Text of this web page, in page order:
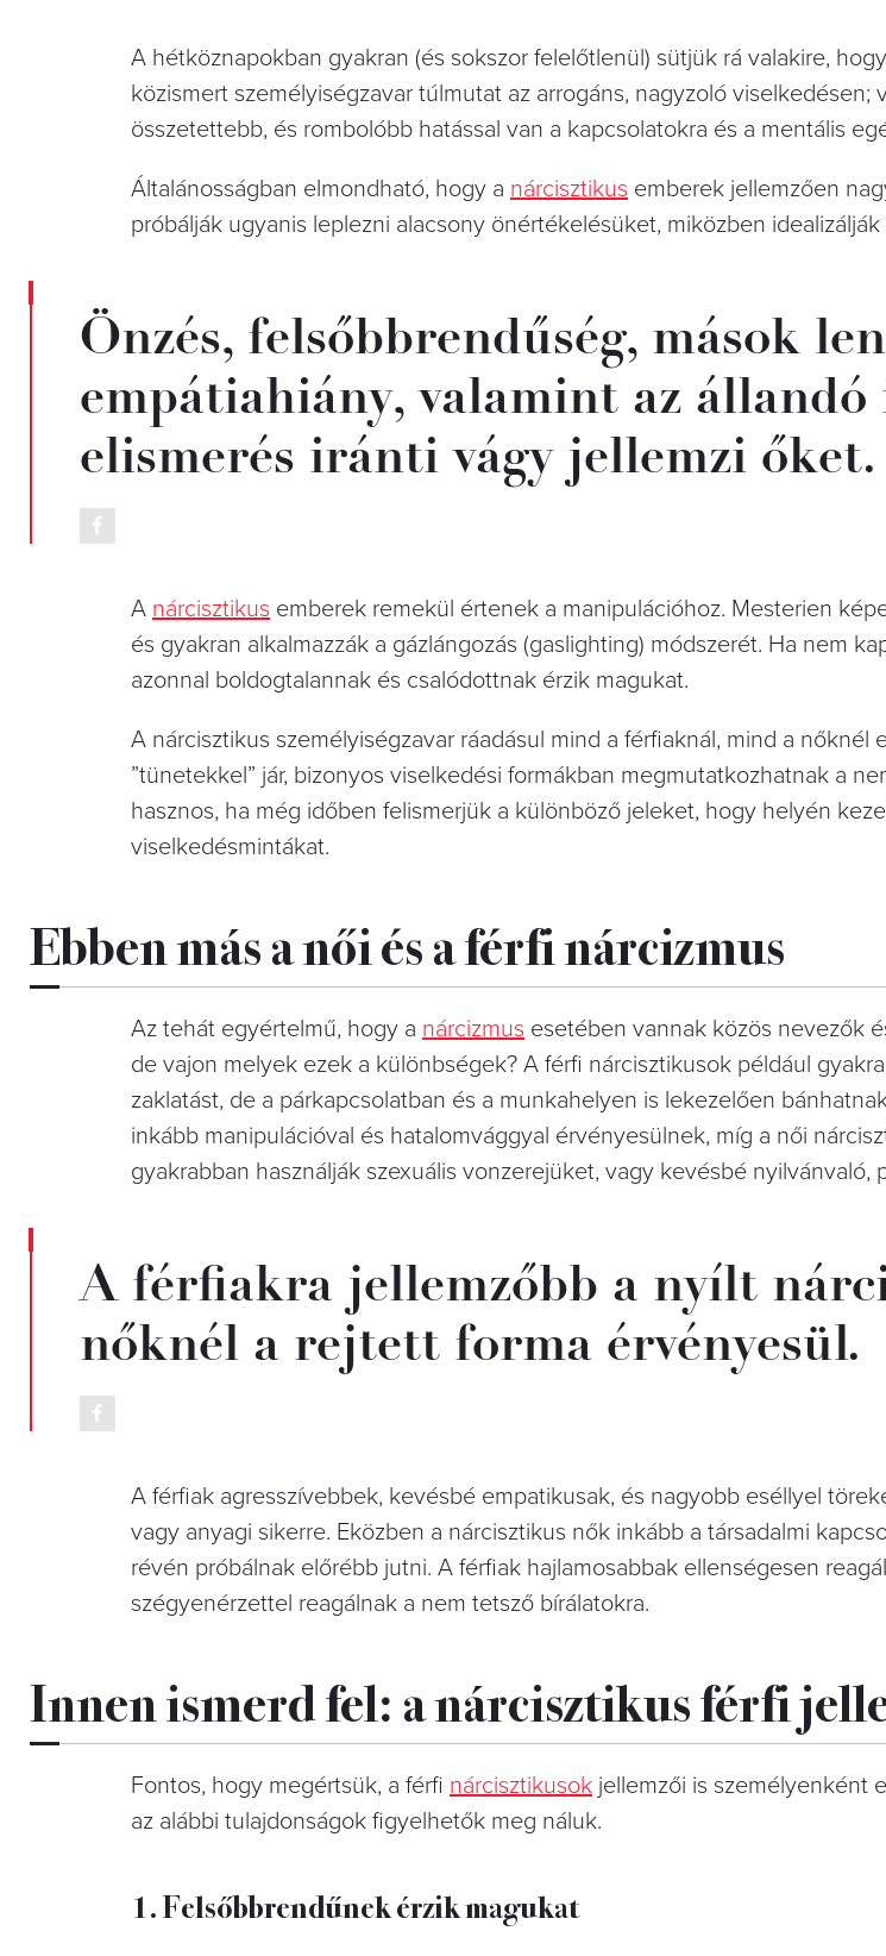
A hétköznapokban gyakran (és sokszor felelőtlenül) sütjük rá valakire, hogy
közismert személyiségzavar túlmutat az arrogáns, nagyzoló viselkedésen;
összetettebb, és rombolóbb hatással van a kapcsolatokra és a mentális
Általánosságban elmondható, hogy a nárcisztikus emberek jellemzően
próbálják ugyanis leplezni alacsony önértékelésüket, miközben
Önzés, felsőbbrendűség, mások
empátiahiány, valamint az állandó
elismerés iránti vágy jellemzi őket.
A nárcisztikus emberek remekül értenek a manipulációhoz. Mesterien
és gyakran alkalmazzák a gázlángozás (gaslighting) módszerét. Ha nem
azonnal boldogtalannak és csalódottnak érzik magukat.
A nárcisztikus személyiségzavar ráadásul mind a férfiaknál, mind a nőknél
”tünetekkel” jár, bizonyos viselkedési formákban megmutatkozhatnak a
hasznos, ha még időben felismerjük a különböző jeleket, hogy helyén
viselkedésmintákat.
Ebben más a női és a férfi nárcizmus
Az tehát egyértelmű, hogy a nárcizmus esetében vannak közös nevezők
de vajon melyek ezek a különbségek? A férfi nárcisztikusok például
zaklatást, de a párkapcsolatban és a munkahelyen is lekezelően
inkább manipulációval és hatalomvággyal érvényesülnek, míg a női
gyakrabban használják szexuális vonzerejüket, vagy kevésbé nyilvánvaló,
A férfiakra jellemzőbb a nyílt
nőknél a rejtett forma érvényesül.
A férfiak agresszívebbek, kevésbé empatikusak, és nagyobb eséllyel
vagy anyagi sikerre. Eközben a nárcisztikus nők inkább a társadalmi
révén próbálnak előrébb jutni. A férfiak hajlamosabbak ellenségesen
szégyenérzettel reagálnak a nem tetsző bírálatokra.
Innen ismerd fel: a nárcisztikus férfi
Fontos, hogy megértsük, a férfi nárcisztikusok jellemzői is személyenként
az alábbi tulajdonságok figyelhetők meg náluk.
1. Felsőbbrendűnek érzik magukat